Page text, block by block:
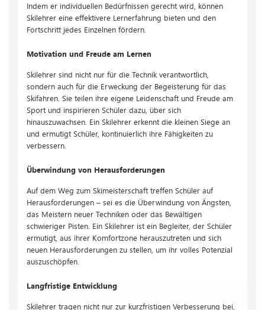
Indem er individuellen Bedürfnissen gerecht wird, können
Skilehrer eine effektivere Lernerfahrung bieten und den
Fortschritt jedes Einzelnen fördern.
Motivation und Freude am Lernen
Skilehrer sind nicht nur für die Technik verantwortlich,
sondern auch für die Erweckung der Begeisterung für das
Skifahren. Sie teilen ihre eigene Leidenschaft und Freude am
Sport und inspirieren Schüler dazu, über sich
hinauszuwachsen. Ein Skilehrer erkennt die kleinen Siege an
und ermutigt Schüler, kontinuierlich ihre Fähigkeiten zu
verbessern.
Überwindung von Herausforderungen
Auf dem Weg zum Skimeisterschaft treffen Schüler auf
Herausforderungen – sei es die Überwindung von Ängsten,
das Meistern neuer Techniken oder das Bewältigen
schwieriger Pisten. Ein Skilehrer ist ein Begleiter, der Schüler
ermutigt, aus ihrer Komfortzone herauszutreten und sich
neuen Herausforderungen zu stellen, um ihr volles Potenzial
auszuschöpfen.
Langfristige Entwicklung
Skilehrer tragen nicht nur zur kurzfristigen Verbesserung bei,